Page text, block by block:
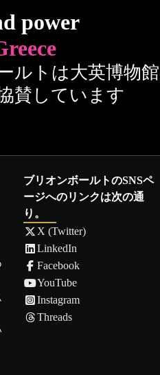
power
ルトは大英博物
賛しています
ブリオンボールトのSNSペ
ージへのリンクは次の通
り。
X (Twitter)
LinkedIn
Facebook
YouTube
Instagram
Threads